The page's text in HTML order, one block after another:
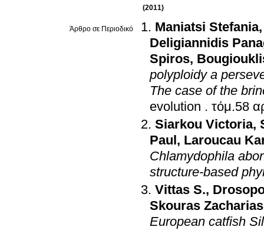
(2011)
Άρθρο σε Περιοδικό Maniatsi Stefania
Deligiannidis
Spiros,
polyploidy a
The case of the
evolution .
Siarkou Victoria,
Paul , Laroucau
Chlamydophila
structure-based
Vittas S.,
Skouras Zacharias
European catfish